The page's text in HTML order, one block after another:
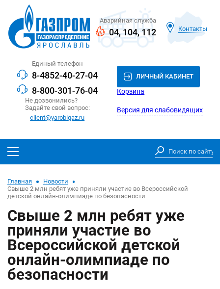
Аварийная служба
04,104,112 Контакты
Единый телефон
8-4852-40-27-04
8-800-301-76-04
Не дозвонились?
Задайте свой вопрос:
client@yaroblgaz.ru
ЛИЧНЫЙ КАБИНЕТ
Корзина
Версия для слабовидящих
Главная
Новости
Свыше 2 млн ребят уже приняли участие во Всероссийской
детской онлайн-олимпиаде по безопасности
Свыше 2 млн ребят уже
приняли участие во
Всероссийской детской
онлайн-олимпиаде по
безопасности